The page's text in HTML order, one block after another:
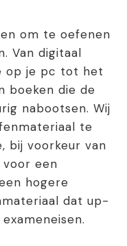
om te oefenen
Van digitaal
op je pc tot het
boeken die de
nabootsen. Wij
te
bij voorkeur van
een
hogere
dat up-